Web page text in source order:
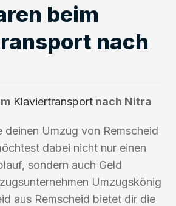
beim
nach
Klaviertransport nach Nitra
deinen Umzug von Remscheid
dabei nicht nur einen
sondern auch Geld
Umzugskönig
aus Remscheid bietet dir die